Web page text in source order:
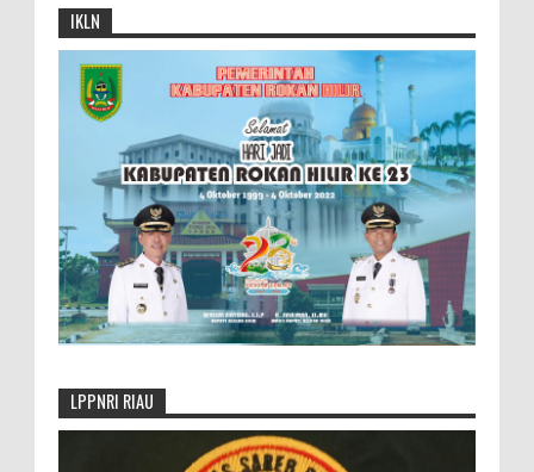
IKLN
LPPNRI RIAU